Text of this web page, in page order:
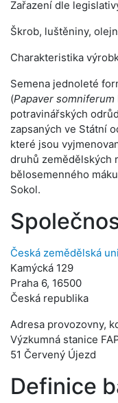
Zařazení dle
Škrob, luštěniny,
Charakteristika
Semena jednoleté
(Papaver somniferum
potravinářských
zapsaných ve Státní
které jsou
druhů zemědělských
bělosemenného
Sokol.
Česká zemědělská
Kamýcká 129
Praha 6, 16500
Česká republika
Adresa provozovny,
Výzkumná stanice
51 Červený Újezd
Definice